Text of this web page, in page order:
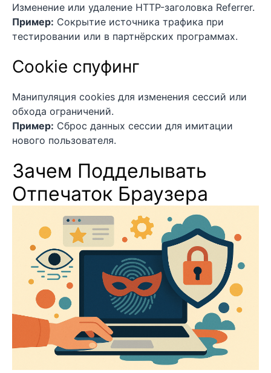
Изменение или удаление HTTP-заголовка Referrer.
Пример: Сокрытие источника трафика при
тестировании или в партнёрских программах.
Cookie спуфинг
Манипуляция cookies для изменения сессий или
обхода ограничений.
Пример: Сброс данных сессии для имитации
нового пользователя.
Зачем Подделывать
Отпечаток Браузера